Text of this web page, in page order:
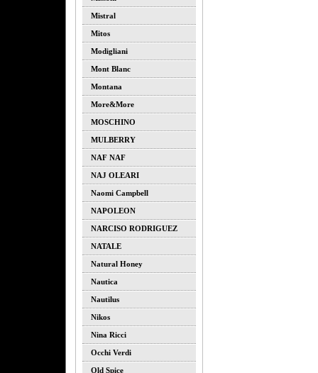
Mistral
Mitos
Modigliani
Mont Blanc
Montana
More&more
MOSCHINO
MULBERRY
NAF NAF
NAJ OLEARI
Naomi Campbell
NAPOLEON
NARCISO RODRIGUEZ
NATALE
Natural Honey
Nautica
Nautilus
Nikos
Nina Ricci
Occhi Verdi
Old Spice